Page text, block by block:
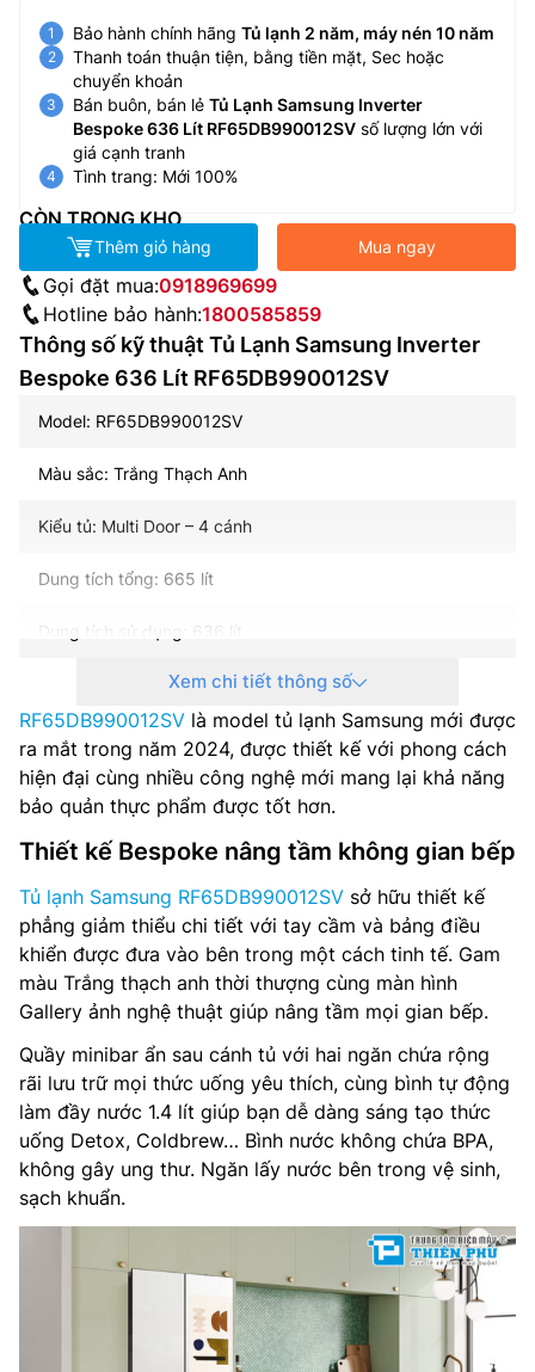
Bảo hành chính hãng Tủ lạnh 2 năm, máy nén 10 năm
Thanh toán thuận tiện, bằng tiền mặt, Sec hoặc
chuyển khoản
Bán buôn, bán lẻ Tủ Lạnh Samsung Inverter
Bespoke 636 Lít RF65DB990012SV số lượng lớn với
giá cạnh tranh
Tình trang: Mới 100%
CÒN TRONG KHO
Thêm giỏ hàng Mua ngay
Gọi đặt mua:0918969699
Hotline bảo hành:1800585859
Thông số kỹ thuật Tủ Lạnh Samsung Inverter
Bespoke 636 Lít RF65DB990012SV
Model: RF65DB990012SV
Màu sắc: Trắng Thạch Anh
Kiểu tủ: Multi Door – 4 cánh
Dung tích tổng: 665 lít
Dung tích sử dụng: 636 lít
Dung tích năng đá: 250 lít
Dung tích năng mát: 386 lít
Công nghệ inverter: Có
Công suất tiêu thụ công bố theo TCVN: 729 kWh/năm
Lấy nước bên ngoài: Không
Làm đá tự động: có
Ngăn đông mềm: Có
Chất liệu cửa tủ: Mặt gương soi
Công nghệ làm lạnh: 3 Dàn lạnh độc lập Triple Cooling
Điều khiển: AI Family Hub™ ( màn hình lớn bên ngoài tủ)
Công nghệ khử mùi: UV
Nguồn điện: 220-240V, 50-60Hz
Kích thước tủ(RxCxS): 912 x 1853 x 731 mm
Trọng lượng : 159 kg
Xem chi tiết thông số
RF65DB990012SV là model tủ lạnh Samsung mới được
ra mắt trong năm 2024, được thiết kế với phong cách
hiện đại cùng nhiều công nghệ mới mang lại khả năng
bảo quản thực phẩm được tốt hơn.
Thiết kế Bespoke nâng tầm không gian bếp
Tủ lạnh Samsung RF65DB990012SV sở hữu thiết kế
phẳng giảm thiểu chi tiết với tay cầm và bảng điều
khiển được đưa vào bên trong một cách tinh tế. Gam
màu Trắng thạch anh thời thượng cùng màn hình
Gallery ảnh nghệ thuật giúp nâng tầm mọi gian bếp.
Quầy minibar ẩn sau cánh tủ với hai ngăn chứa rộng
rãi lưu trữ mọi thức uống yêu thích, cùng bình tự động
làm đầy nước 1.4 lít giúp bạn dễ dàng sáng tạo thức
uống Detox, Coldbrew… Bình nước không chứa BPA,
không gây ung thư. Ngăn lấy nước bên trong vệ sinh,
sạch khuẩn.